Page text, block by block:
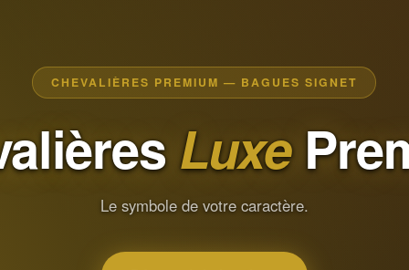
CHEVALIÈRES PREMIUM — BAGUES SIGNET
Luxe
Le symbole de votre caractère.